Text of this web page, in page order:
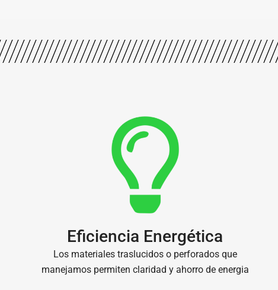
Eficiencia Energética
Los materiales traslucidos o perforados que
manejamos permiten claridad y ahorro de energia